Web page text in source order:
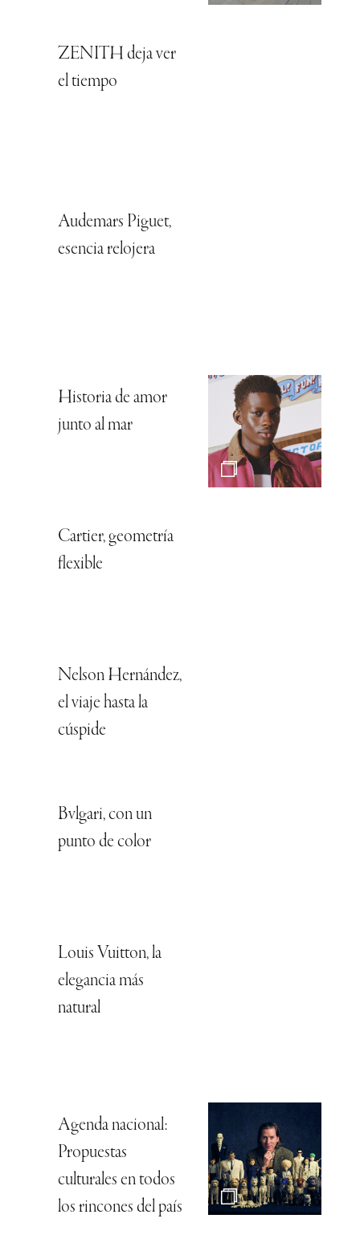
ZENITH deja ver
el tiempo
Audemars Piguet,
esencia relojera
Historia de amor
junto al mar
Cartier, geometría
flexible
Nelson Hernández,
el viaje hasta la
cúspide
Bvlgari, con un
punto de color
Louis Vuitton, la
elegancia más
natural
Agenda nacional:
Propuestas
culturales en todos
los rincones del país